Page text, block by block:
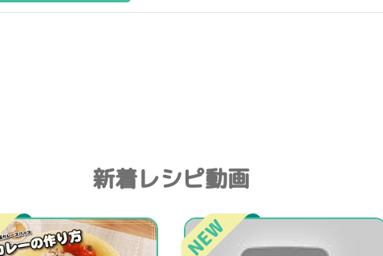
新着レシピ動画